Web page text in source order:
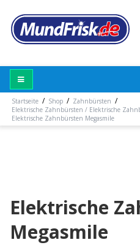
Startseite / Shop / Zahnbürsten /
Elektrische Zahnbürsten / Elektrische
Elektrische Zahnbürsten Megasmile
Elektrische
Megasmile